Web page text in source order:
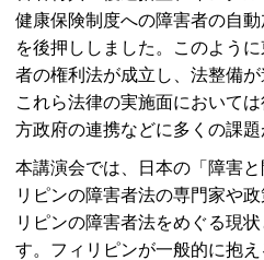
健康保険制度への障害者の自
を後押ししました。このよう
者の権利法が成立し、法整備が
これら法律の実施面において
方政府の連携などに多くの課題
本講演会では、日本の「障害
リピンの障害者法の専門家や
リピンの障害者法をめぐる現
す。フィリピンが一般的に抱